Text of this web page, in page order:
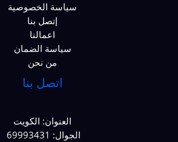
سياسة الخصوصية
إتصل بنا
اعمالنا
سياسة الضمان
من نحن
اتصل بنا
العنوان: الكويت
الجوال: 69993431